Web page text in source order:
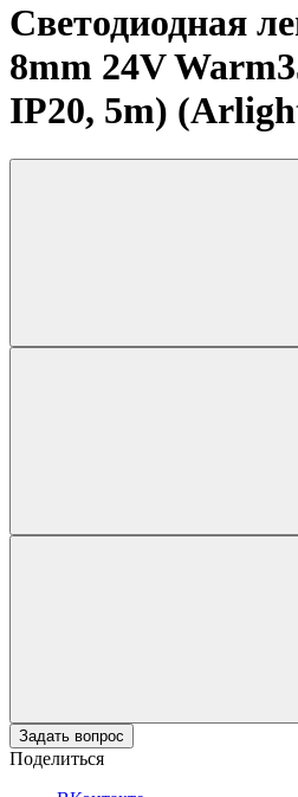
Светодиодная
8mm 24V
IP20, 5m)
Задать вопрос
Поделиться